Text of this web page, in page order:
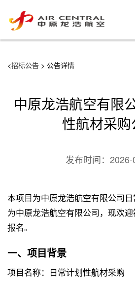
用户案例
<招标公告 > 公告详情
中原龙浩航空有限
性航材采购
发布时间： 2026-
本项目为中原龙浩航空有限公司
为中原龙浩航空有限公司，现欢
报名。
一、项目背景
项目名称：日常计划性航材采购